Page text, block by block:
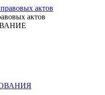
актов